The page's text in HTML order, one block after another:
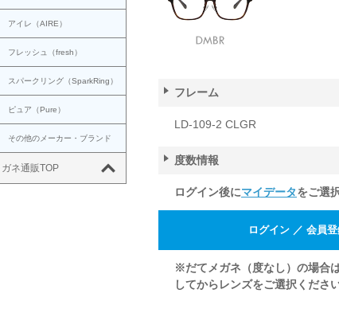
アイレ（AIRE）
フレッシュ（fresh）
スパークリング（SparkRing）
ピュア（Pure）
その他のメーカー・ブランド
ガネ通販TOP
フレーム
LD-109-2 CLGR
度数情報
ログイン後にマイデータをご選
※だてメガネ（度なし）の場合
してからレンズをご選択くださ